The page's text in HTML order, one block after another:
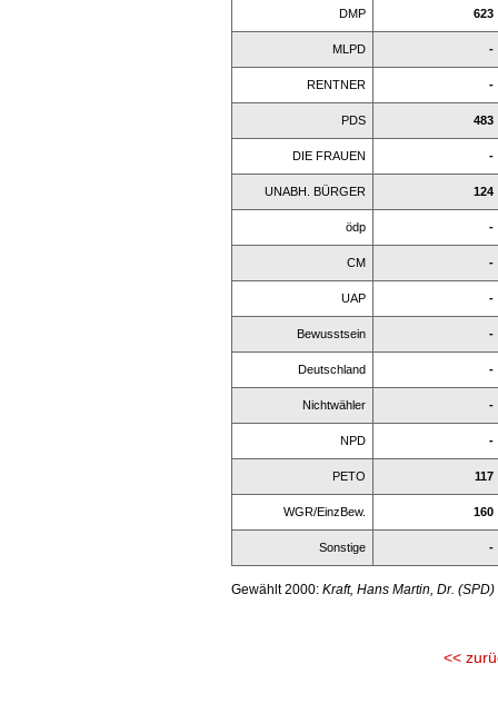
DMP 623
MLPD -
RENTNER -
PDS 483
DIE FRAUEN -
UNABH. BÜRGER 124
ödp -
CM -
UAP -
Bewusstsein -
Deutschland -
Nichtwähler -
NPD -
PETO 117
WGR/EinzBew. 160
Sonstige -
Gewählt 2000:Kraft, Hans Martin, Dr. (SPD)
<<